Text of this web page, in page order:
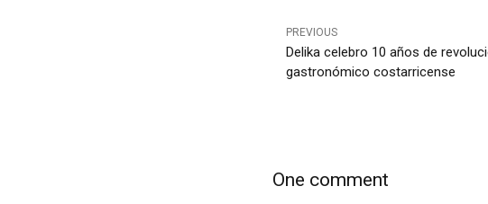
PREVIOUS
Delika celebro 10 años de revolucionar el mercado
gastronómico costarricense
One comment